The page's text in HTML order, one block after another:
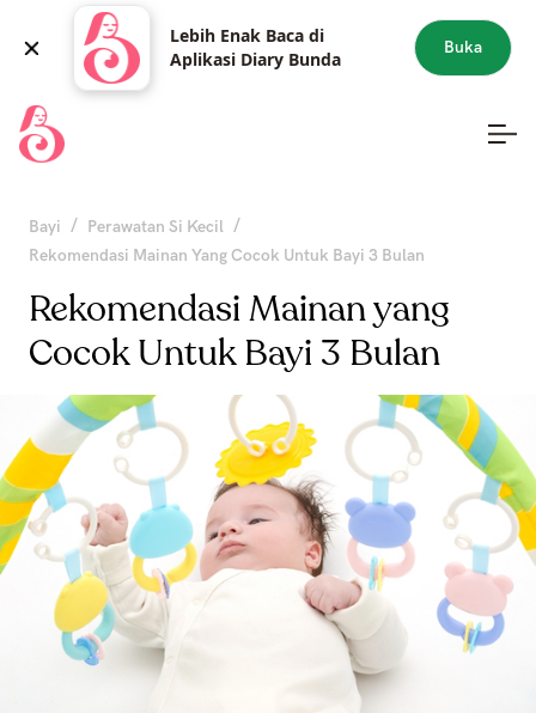
Lebih Enak Baca di
Aplikasi Diary Bunda
Buka
Bayi / Perawatan Si Kecil /
Rekomendasi Mainan Yang Cocok Untuk Bayi 3 Bulan
Rekomendasi Mainan yang
Cocok Untuk Bayi 3 Bulan